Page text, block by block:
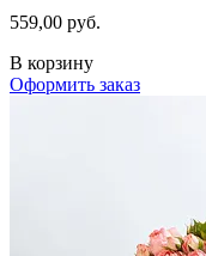
559,00 руб.
В корзину
Оформить заказ